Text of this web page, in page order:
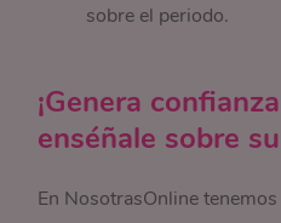
sobre el periodo.
¡Genera
enséñale sobre
En NosotrasOnline